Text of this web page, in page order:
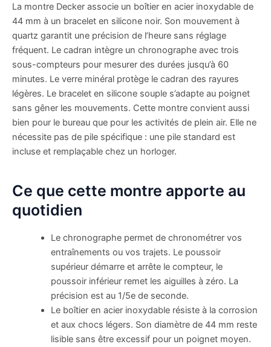
La montre Decker associe un boîtier en acier inoxydable de
44 mm à un bracelet en silicone noir. Son mouvement à
quartz garantit une précision de l’heure sans réglage
fréquent. Le cadran intègre un chronographe avec trois
sous-compteurs pour mesurer des durées jusqu’à 60
minutes. Le verre minéral protège le cadran des rayures
légères. Le bracelet en silicone souple s’adapte au poignet
sans gêner les mouvements. Cette montre convient aussi
bien pour le bureau que pour les activités de plein air. Elle ne
nécessite pas de pile spécifique : une pile standard est
incluse et remplaçable chez un horloger.
Ce que cette montre apporte au
quotidien
Le chronographe permet de chronométrer vos
entraînements ou vos trajets. Le poussoir
supérieur démarre et arrête le compteur, le
poussoir inférieur remet les aiguilles à zéro. La
précision est au 1/5e de seconde.
Le boîtier en acier inoxydable résiste à la corrosion
et aux chocs légers. Son diamètre de 44 mm reste
lisible sans être excessif pour un poignet moyen.